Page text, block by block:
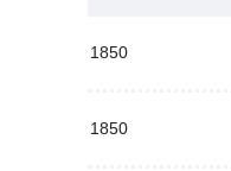
1850
1850